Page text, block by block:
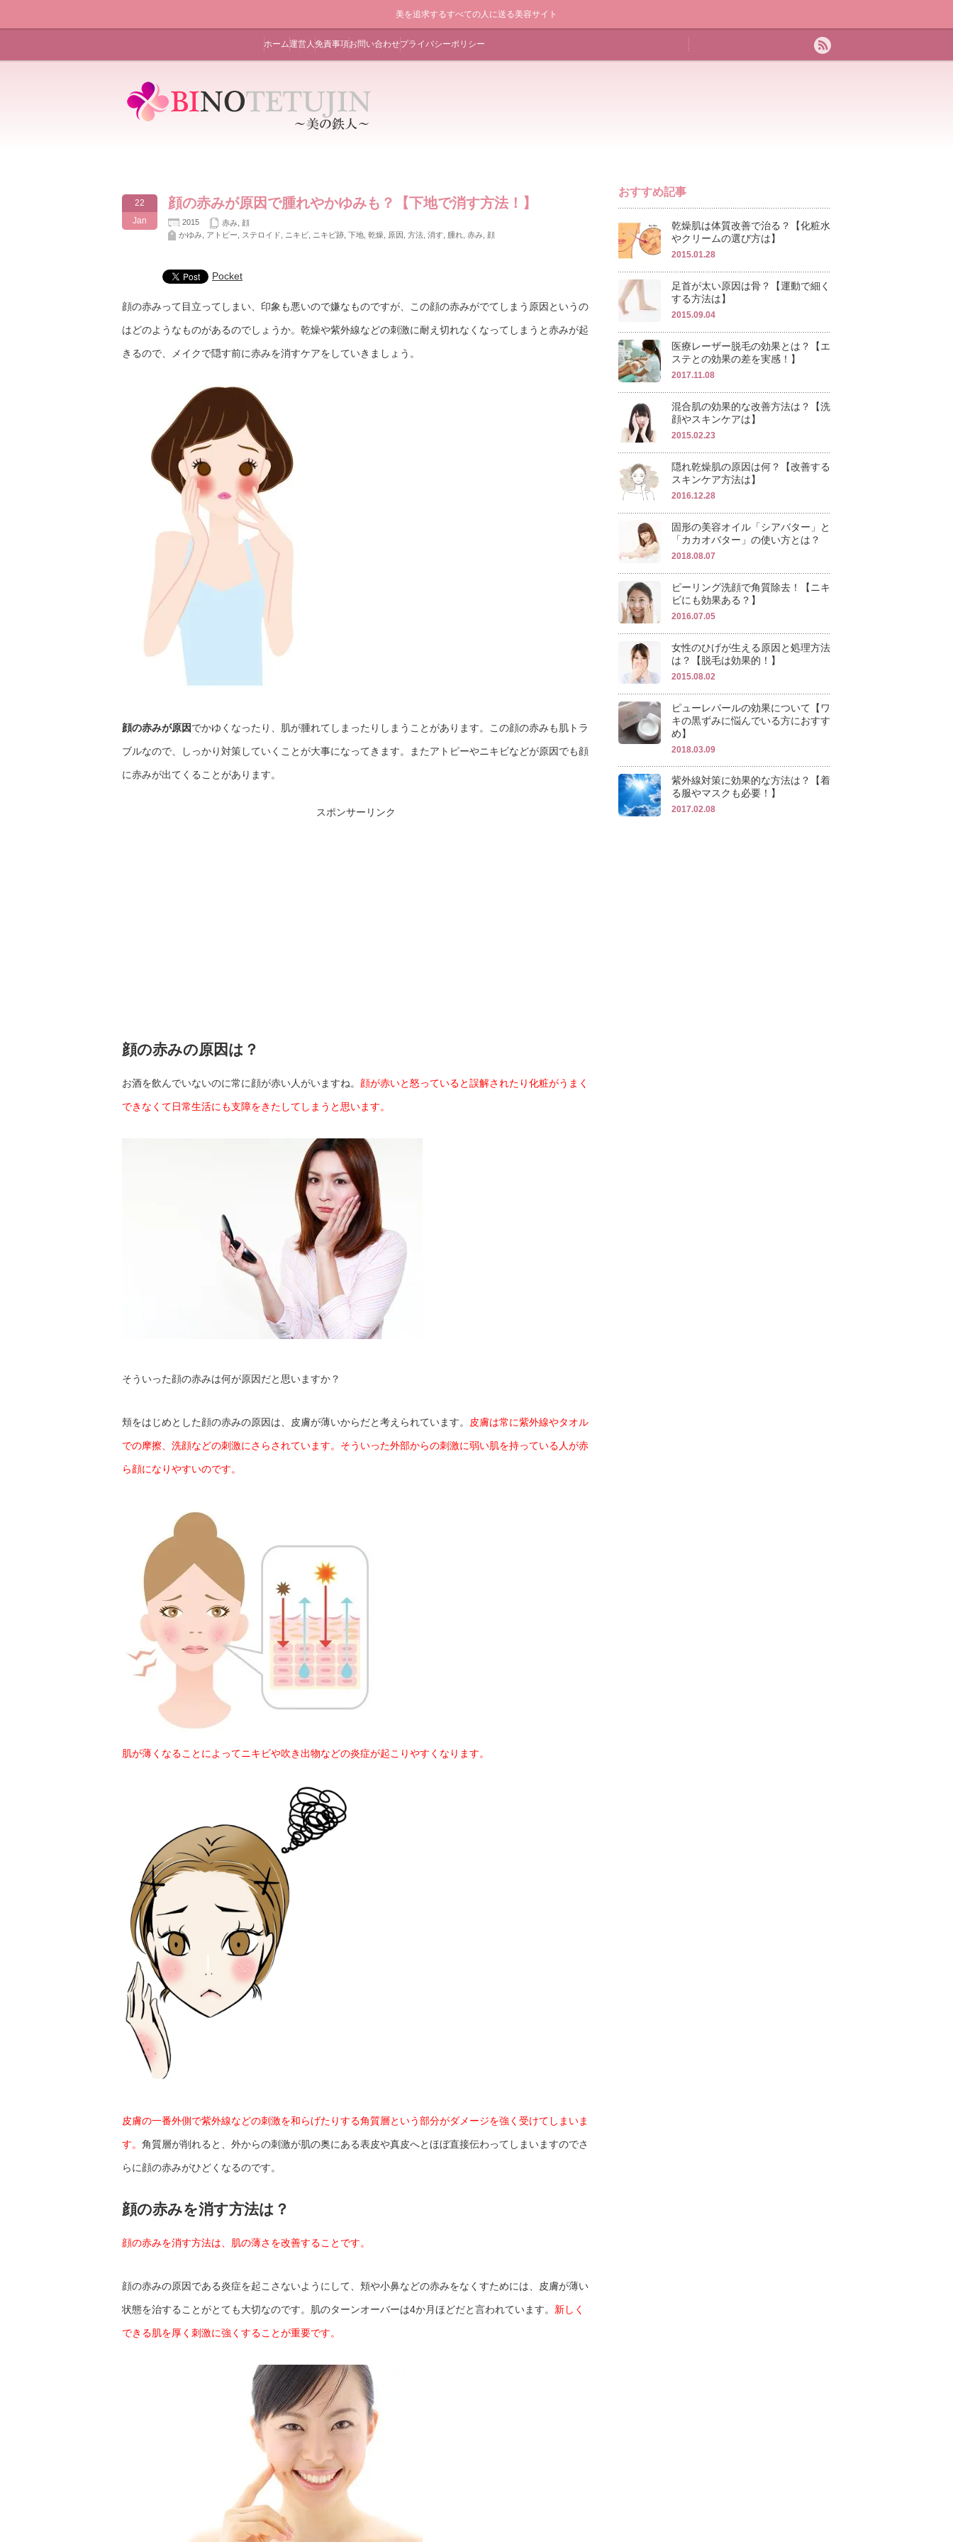
美を追求するすべての人に送る美容サイト
ホーム運営人免責事項お問い合わせプライバシーポリシー
22
Jan
顔の赤みが原因で腫れやかゆみも？【下地で消す方法！】
2015 赤み 顔
かゆみ アトピー ステロイド ニキビ ニキビ跡 下地 乾燥 原因 方法 消す 腫れ 赤み 顔
Pocket
顔の赤みって目立ってしまい、印象も悪いので嫌なものですが、この顔の赤みがでてしまう原因というの
はどのようなものがあるのでしょうか。乾燥や紫外線などの刺激に耐え切れなくなってしまうと赤みが起
きるので、メイクで隠す前に赤みを消すケアをしていきましょう。
顔の赤みが原因でかゆくなったり、肌が腫れてしまったりしまうことがあります。この顔の赤みも肌トラ
ブルなので、しっかり対策していくことが大事になってきます。またアトピーやニキビなどが原因でも顔
に赤みが出てくることがあります。
スポンサーリンク
顔の赤みの原因は？
お酒を飲んでいないのに常に顔が赤い人がいますね。 顔が赤いと怒っていると誤解されたり化粧がうまく
できなくて日常生活にも支障をきたしてしまうと思います。
そういった顔の赤みは何が原因だと思いますか？
頬をはじめとした顔の赤みの原因は、皮膚が薄いからだと考えられています。 皮膚は常に紫外線やタオル
での摩擦、洗顔などの刺激にさらされています。そういった外部からの刺激に弱い肌を持っている人が赤
ら顔になりやすいのです。
肌が薄くなることによってニキビや吹き出物などの炎症が起こりやすくなります。
皮膚の一番外側で紫外線などの刺激を和らげたりする角質層という部分がダメージを強く受けてしまいま
す。 角質層が削れると、外からの刺激が肌の奥にある表皮や真皮へとほぼ直接伝わってしまいますのでさ
らに顔の赤みがひどくなるのです。
顔の赤みを消す方法は？
顔の赤みを消す方法は、肌の薄さを改善することです。
顔の赤みの原因である炎症を起こさないようにして、頬や小鼻などの赤みをなくすためには、皮膚が薄い
状態を治することがとても大切なのです。肌のターンオーバーは4か月ほどだと言われています。 新しく
できる肌を厚く刺激に強くすることが重要です。
おすすめ記事
乾燥肌は体質改善で治る？【化粧水
やクリームの選び方は】
2015.01.28
足首が太い原因は骨？【運動で細く
する方法は】
2015.09.04
医療レーザー脱毛の効果とは？【エ
ステとの効果の差を実感！】
2017.11.08
混合肌の効果的な改善方法は？【洗
顔やスキンケアは】
2015.02.23
隠れ乾燥肌の原因は何？【改善する
スキンケア方法は】
2016.12.28
固形の美容オイル「シアバター」と
「カカオバター」の使い方とは？
2018.08.07
ピーリング洗顔で角質除去！【ニキ
ビにも効果ある？】
2016.07.05
女性のひげが生える原因と処理方法
は？【脱毛は効果的！】
2015.08.02
ピューレパールの効果について【ワ
キの黒ずみに悩んでいる方におすす
め】
2018.03.09
紫外線対策に効果的な方法は？【着
る服やマスクも必要！】
2017.02.08